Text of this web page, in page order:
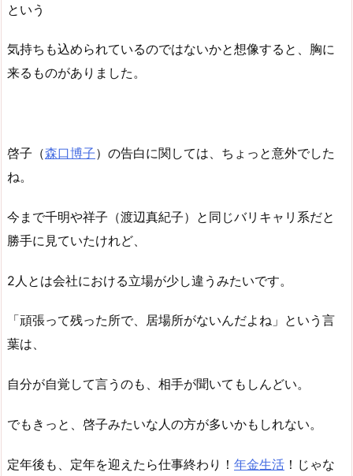
という
気持ちも込められているのではないかと想像すると、胸に
来るものがありました。
啓子（森口博子）の告白に関しては、ちょっと意外でした
ね。
今まで千明や祥子（渡辺真紀子）と同じバリキャリ系だと
勝手に見ていたけれど、
2人とは会社における立場が少し違うみたいです。
「頑張って残った所で、居場所がないんだよね」という言
葉は、
自分が自覚して言うのも、相手が聞いてもしんどい。
でもきっと、啓子みたいな人の方が多いかもしれない。
定年後も、定年を迎えたら仕事終わり！ 年金生活 ！じゃな